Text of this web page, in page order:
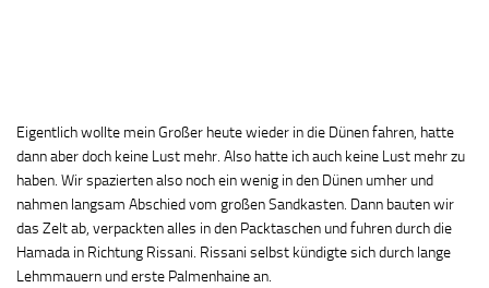
Eigentlich wollte mein Großer heute wieder in die Dünen fahren, hatte
dann aber doch keine Lust mehr. Also hatte ich auch keine Lust mehr zu
haben. Wir spazierten also noch ein wenig in den Dünen umher und
nahmen langsam Abschied vom großen Sandkasten. Dann bauten wir
das Zelt ab, verpackten alles in den Packtaschen und fuhren durch die
Hamada in Richtung Rissani. Rissani selbst kündigte sich durch lange
Lehmmauern und erste Palmenhaine an.